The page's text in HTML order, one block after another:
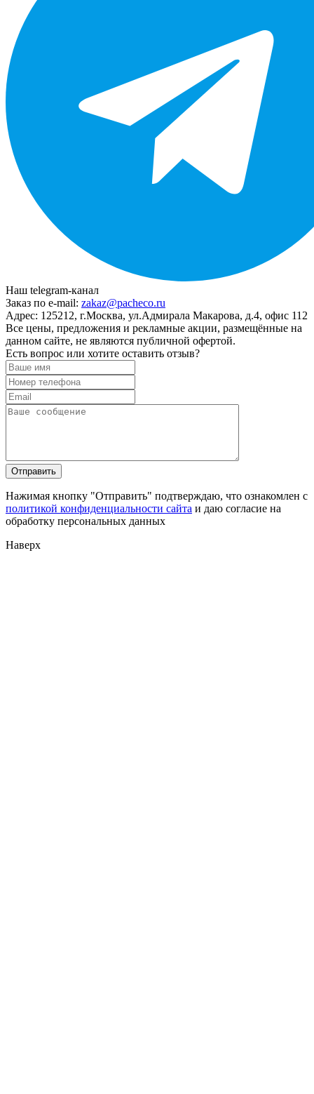
Наш telegram-канал
Заказ по e-mail: zakaz@pacheco.ru
Адрес: 125212, г.Москва, ул.Адмирала Макарова, д.4, офис 112
Все цены, предложения и рекламные акции, размещённые на
данном сайте, не являются публичной офертой.
Есть вопрос или хотите оставить отзыв?
Нажимая кнопку "Отправить" подтверждаю, что ознакомлен с
политикой конфиденциальности сайта и даю согласие на
обработку персональных данных
Наверх